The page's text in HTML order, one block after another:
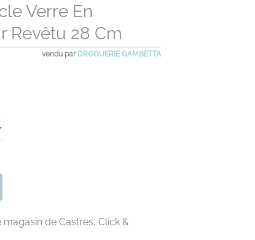
Verre En
Revêtu 28 Cm
vendu par DROGUERIE GAMBETTA
de Castres, Click &